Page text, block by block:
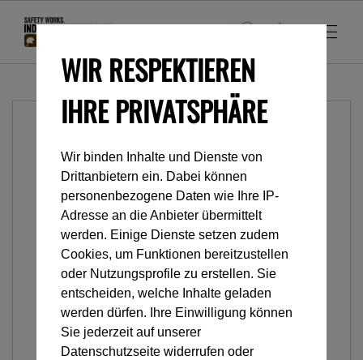
WIR RESPEKTIEREN
IHRE PRIVATSPHÄRE
Wir binden Inhalte und Dienste von
Drittanbietern ein. Dabei können
personenbezogene Daten wie Ihre IP-
Adresse an die Anbieter übermittelt
werden. Einige Dienste setzen zudem
Cookies, um Funktionen bereitzustellen
oder Nutzungsprofile zu erstellen. Sie
entscheiden, welche Inhalte geladen
werden dürfen. Ihre Einwilligung können
Sie jederzeit auf unserer
Datenschutzseite widerrufen oder